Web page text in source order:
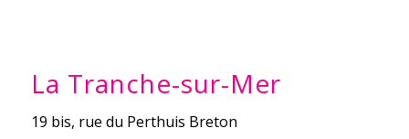
La Tranche-sur-Mer
19 bis, rue du Perthuis Breton